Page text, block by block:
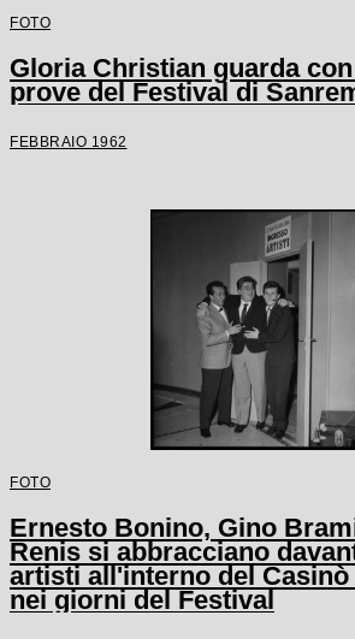
FOTO
Gloria Christian guarda
prove del Festival di
FEBBRAIO 1962
FOTO
Ernesto Bonino, Gino
Renis si abbracciano
artisti all'interno del
nei giorni del Festival